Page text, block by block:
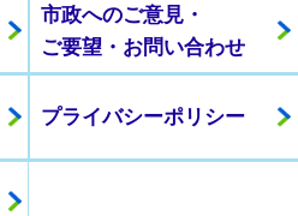
市政へのご意見・
ご要望・お問い合わせ
プライバシーポリシー